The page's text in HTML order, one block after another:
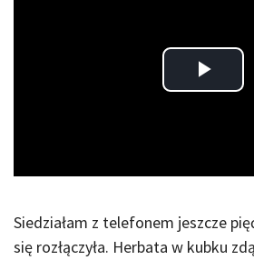
Play
Siedziałam z telefonem jeszcze
się rozłączyła. Herbata w kubku